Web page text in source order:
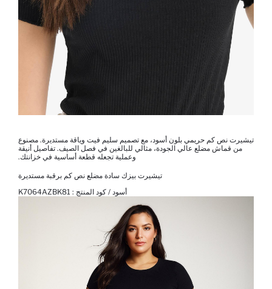
تيشيرت نص كم حريمي بلون أسود، مع تصميم سليم فيت وياقة مستديرة. مصنوع
من قماش مضلع عالي الجودة، مثالي للبالغين في فصل الصيف. تفاصيل أنيقة
وعملية تجعله قطعة أساسية في خزانتك.
تيشيرت بيزك سادة مضلع نص كم برقبة مستديرة
أسود / كود المنتج : K7064AZBK81